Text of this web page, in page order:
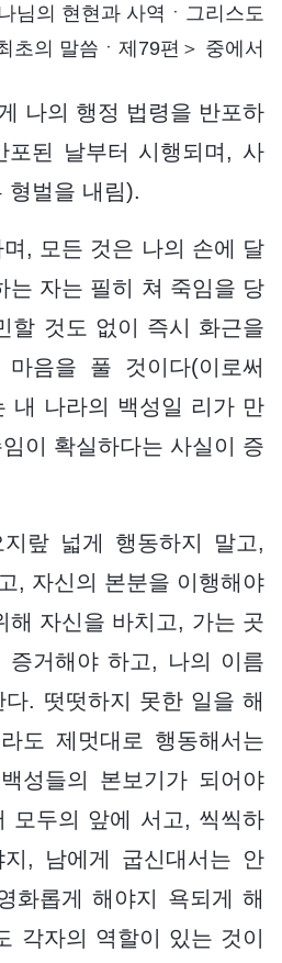
의 현현과 사역ㆍ그리스도
초의 말씀ㆍ제79편＞ 중에서
나의 행정 법령을 반포하
포된 날부터 시행되며, 사
형벌을 내림).
, 모든 것은 나의 손에 달
는 자는 필히 쳐 죽임을 당
할 것도 없이 즉시 화근을
음을 풀 것이다(이로써
내 나라의 백성일 리가 만
이 확실하다는 사실이 증
랖 넓게 행동하지 말고,
, 자신의 본분을 이행해야
해 자신을 바치고, 가는 곳
증거해야 하고, 나의 이름
. 떳떳하지 못한 일을 해
도 제멋대로 행동해서는
성들의 본보기가 되어야
모두의 앞에 서고, 씩씩하
, 남에게 굽신대서는 안
화롭게 해야지 욕되게 해
각자의 역할이 있는 것이